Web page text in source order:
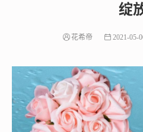
绽
花希帝 2021-05-